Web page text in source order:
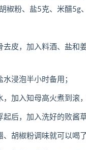
椒粉、盐5克、米醋5g
去皮，加入料酒、盐和
浸泡半小时备用；
加入知母高火煮到滚
后，加入洗好的败酱
胡椒粉调味就可以喝了